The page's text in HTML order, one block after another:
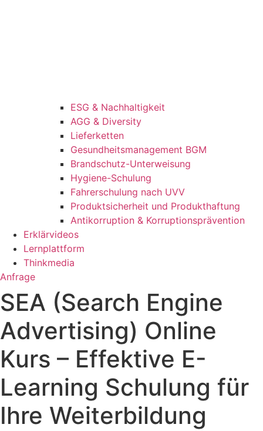
ESG & Nachhaltigkeit
AGG & Diversity
Lieferketten
Gesundheitsmanagement BGM
Brandschutz-Unterweisung
Hygiene-Schulung
Fahrerschulung nach UVV
Produktsicherheit und Produkthaftung
Antikorruption & Korruptionsprävention
Erklärvideos
Lernplattform
Thinkmedia
Anfrage
SEA (Search Engine
Advertising) Online
Kurs – Effektive E-
Learning Schulung für
Ihre Weiterbildung